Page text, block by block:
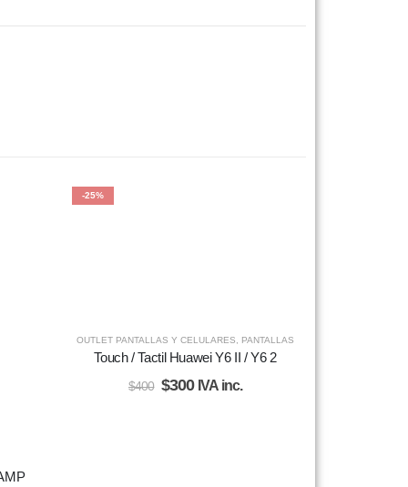
-25%
OUTLET PANTALLAS Y CELULARES PANTALLAS
Touch / Tactil Huawei Y6 II / Y6 2
$400 $300 IVA inc.